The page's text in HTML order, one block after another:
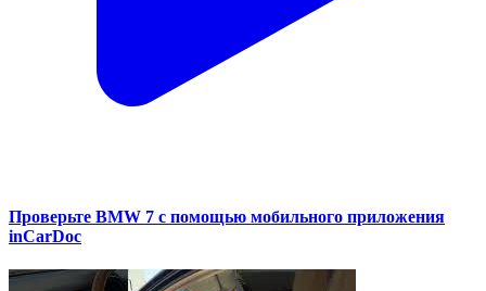
Проверьте BMW 7 с помощью мобильного приложения
inCarDoc